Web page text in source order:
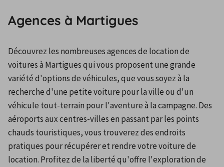
Agences à Martigues
Découvrez les nombreuses agences de location de
voitures à Martigues qui vous proposent une grande
variété d'options de véhicules, que vous soyez à la
recherche d'une petite voiture pour la ville ou d'un
véhicule tout-terrain pour l'aventure à la campagne. Des
aéroports aux centres-villes en passant par les points
chauds touristiques, vous trouverez des endroits
pratiques pour récupérer et rendre votre voiture de
location. Profitez de la liberté qu'offre l'exploration de